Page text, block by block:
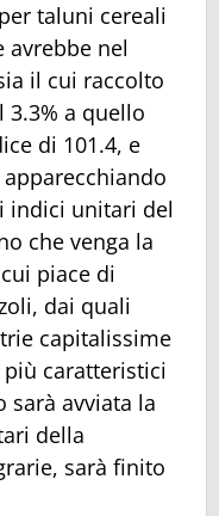
taluni cereali
avrebbe nel
il cui raccolto
3.3% a quello
di 101.4, e
apparecchiando
indici unitari del
che venga la
piace di
dai quali
capitalissime
caratteristici
avviata la
della
sarà finito